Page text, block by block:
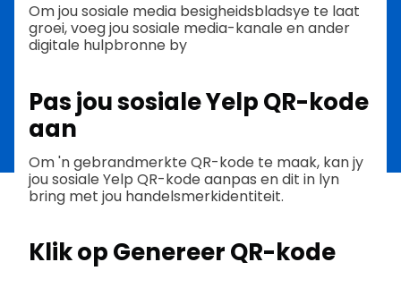
Om jou sosiale media besigheidsbladsye te laat
groei, voeg jou sosiale media-kanale en ander
digitale hulpbronne by
Pas jou sosiale Yelp QR-kode
aan
Om 'n gebrandmerkte QR-kode te maak, kan jy
jou sosiale Yelp QR-kode aanpas en dit in lyn
bring met jou handelsmerkidentiteit.
Klik op Genereer QR-kode